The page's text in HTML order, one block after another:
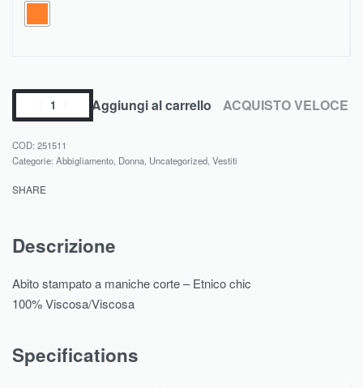
Aggiungi al carrello ACQUISTO VELOCE
251511
Categorie: Abbigliamento Donna Uncategorized Vestiti
SHARE
Descrizione
Abito stampato a maniche corte – Etnico chic
100% Viscosa/Viscosa
Specifications